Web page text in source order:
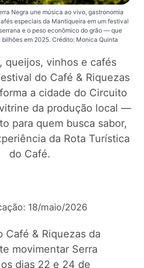
Negra une música ao vivo, gastronomia
especiais da Mantiqueira em um festival
e o peso econômico do grão — que
bilhões em 2025. Crédito: Monica Quinta
queijos, vinhos e cafés
do Café & Riquezas
a cidade do Circuito
da produção local —
para quem busca sabor,
da Rota Turística
do Café.
18/maio/2026
Café & Riquezas da
movimentar Serra
dias 22 e 24 de